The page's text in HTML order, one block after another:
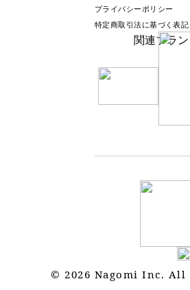
プライバシーポリシー
特定商取引法に基づく表記
関連ブラン
© 2026 Nagomi Inc.